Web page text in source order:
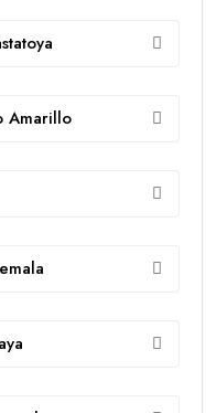
Amarillo